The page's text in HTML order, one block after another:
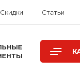
Скидки Статьи